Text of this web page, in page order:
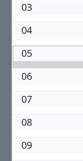
03
04
05
06
07
08
09